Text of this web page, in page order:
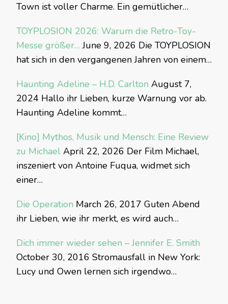
Town ist voller Charme. Ein gemütlicher…
TOYPLOSION 2026: Warum die Retro-Toy-
Messe größer… June 9, 2026 Die TOYPLOSION
hat sich in den vergangenen Jahren von einem…
Haunting Adeline – H.D. Carlton August 7,
2024 Hallo ihr Lieben, kurze Warnung vor ab.
Haunting Adeline kommt…
[Kino] Mythos, Musik und Mensch: Eine Review
zu Michael April 22, 2026 Der Film Michael,
inszeniert von Antoine Fuqua, widmet sich
einer…
Die Operation March 26, 2017 Guten Abend
ihr Lieben, wie ihr merkt, es wird auch…
Dich immer wieder sehen – Jennifer E. Smith
October 30, 2016 Stromausfall in New York:
Lucy und Owen lernen sich irgendwo…